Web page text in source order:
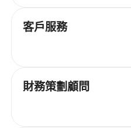
客戶服務
財務策劃顧問